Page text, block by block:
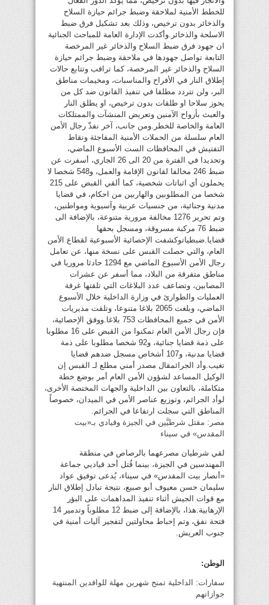
للخطط الأمنية لملاحقة وضبط جرائم حيازة السلاح
والذخائر بدون ترخيص، وذلك بعد تشكيل فرق ضبط
الاسلحة والذخائر.وأكدت الإدارة العامة للمباحث الجنائية
ان جهود فرق ضبط السلاح والذخائر غير المرخصة
التابعة تواصل جهودها في ملاحقة وضبط جرائم حيازة
السلاح والذخائر غير المرخصة، كما تراقب وتتابع حالات
إطلاق النار في الأفراح والمناسبات، ومخيمات مناطق
البر، ولن تتردد مطلقا في تنفيذ القانون ضد كل من
يحوز سلاحا او طلقات بدون ترخيص، او يطلق النار
والعبث بأرواح الآمنين وتعريض المنشآت والممتلكات
العامة والخاصة للخطر.ومن جانب، آخر نفذّ رجال الأمن
العام سلسلة من الحملات الأمنية المفاجئة ونقاط
التفتيش في المحافظات الست الأسبوع الماضي،
وتحديدا في الفترة من 20 الى 26 الجاري، أسفرت عن
ضبط 246 مخالفا لقانون الإقامة والعمل، و548 شخصا لا
يحملون أي اثباتات شخصية، كما ألقي القبض على 215
شخصا من المطلوبين والهاربين من احكام، في قضايا
مدنية وجنائية، من جنسيات عربية وآسيوية ومواطنين،
وتم تحرير 1276 مخالفة مرورية متنوعة، بالإضافة الى
ضبط 76 مركبة مسروقة، ومسجل بحقها
قضايا.ضبطياتوكشفت الإحصائية الأسبوعية لقطاع الأمن
العام، والتي حصلت القبس على نسخة منها، عن تعامل
رجال الأمن الأسبوع الماضي مع 1294 حادثا مروريا في
مناطق متفرقة من البلاد، مما أسفر عن عشرات
المصابين، وتضاعف عدد البلاغات التي تلقتها غرفة
العمليات والطوارئ في وزارة الداخلية خلال الأسبوع
الماضي، وبلغت 2065 بلاغا متنوعا، وتلقت مديريات
الأمن في جميع المحافظات 753 بلاغا.ووفق الإحصائية،
فإن رجال الأمن العام تمكنوا من القبض على 16 مطلوبا
على ذمة قضايا جنائية، و92 شخصا مطلوبا على ذمة
قضايا مدنية، و107 أشخاص مسجل ضدهم قضايا
تغيب.وأد الجرائمقال مصدر أمني مطلع لـ القبس إن
الوكيل المساعد لشؤون الأمن العام أمر بوضع خطة
متكاملة، بالتعاون بين الداخلية والجهات المختصة الأخرى،
لوأد الجرائم، وتوزيع عناصر الأمن في الميدان، خصوصاً
المناطق التي سجلت ارتفاعا في الجرائم.
مصر: مقتل شرطيَّين في الجيزة وقيادي بـ«بيت
المقدس» في سيناء
لقي شرطيان مصرعهما بالرصاص في منطقة
المهندسين في الجيزة، بينما قُتل أحد قياديي جماعة
«أنصار بيت المقدس» في سيناء، يُدعى توفيق عواد
سليمان حسن معيوف أبو صبيع، نتيجة تبادل إطلاق النار
مع قوات الجيش أثناء تنفيذ المداهمات على البؤر
الإرهابية.هذا، بالإضافة إلى ضبط 12 مطلوباً وتدمير 14
فتحة نفق، وتم إحباط محاولتين لتفجير آليات أمنية في
جنوب العريش.
الوطن:
سفارات: الداخلية تمنح شهرين مهلة للوافدين المنتهية
جوازاتهم